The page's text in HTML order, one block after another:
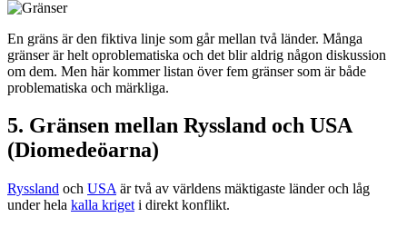
En gräns är den fiktiva linje som går mellan två länder. Många
gränser är helt oproblematiska och det blir aldrig någon diskussion
om dem. Men här kommer listan över fem gränser som är både
problematiska och märkliga.
5. Gränsen mellan Ryssland och USA
(Diomedeöarna)
Ryssland och USA är två av världens mäktigaste länder och låg
under hela kalla kriget i direkt konflikt.